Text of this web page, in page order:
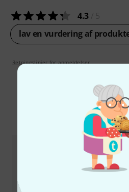
4.3
lav en vurdering af
Retningslinjer for anmeldelser
Sammenlign